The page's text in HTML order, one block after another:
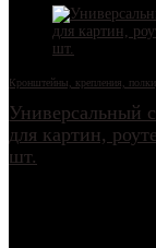
Кронштейны, крепления,
Универсальный
для картин,
шт.